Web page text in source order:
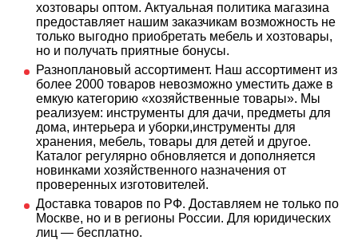
хозтовары оптом. Актуальная политика магазина
предоставляет нашим заказчикам возможность не
только выгодно приобретать мебель и хозтовары,
но и получать приятные бонусы.
Разноплановый ассортимент. Наш ассортимент из
более 2000 товаров невозможно уместить даже в
емкую категорию «хозяйственные товары». Мы
реализуем: инструменты для дачи, предметы для
дома, интерьера и уборки,инструменты для
хранения, мебель, товары для детей и другое.
Каталог регулярно обновляется и дополняется
новинками хозяйственного назначения от
проверенных изготовителей.
Доставка товаров по РФ. Доставляем не только по
Москве, но и в регионы России. Для юридических
лиц — бесплатно.